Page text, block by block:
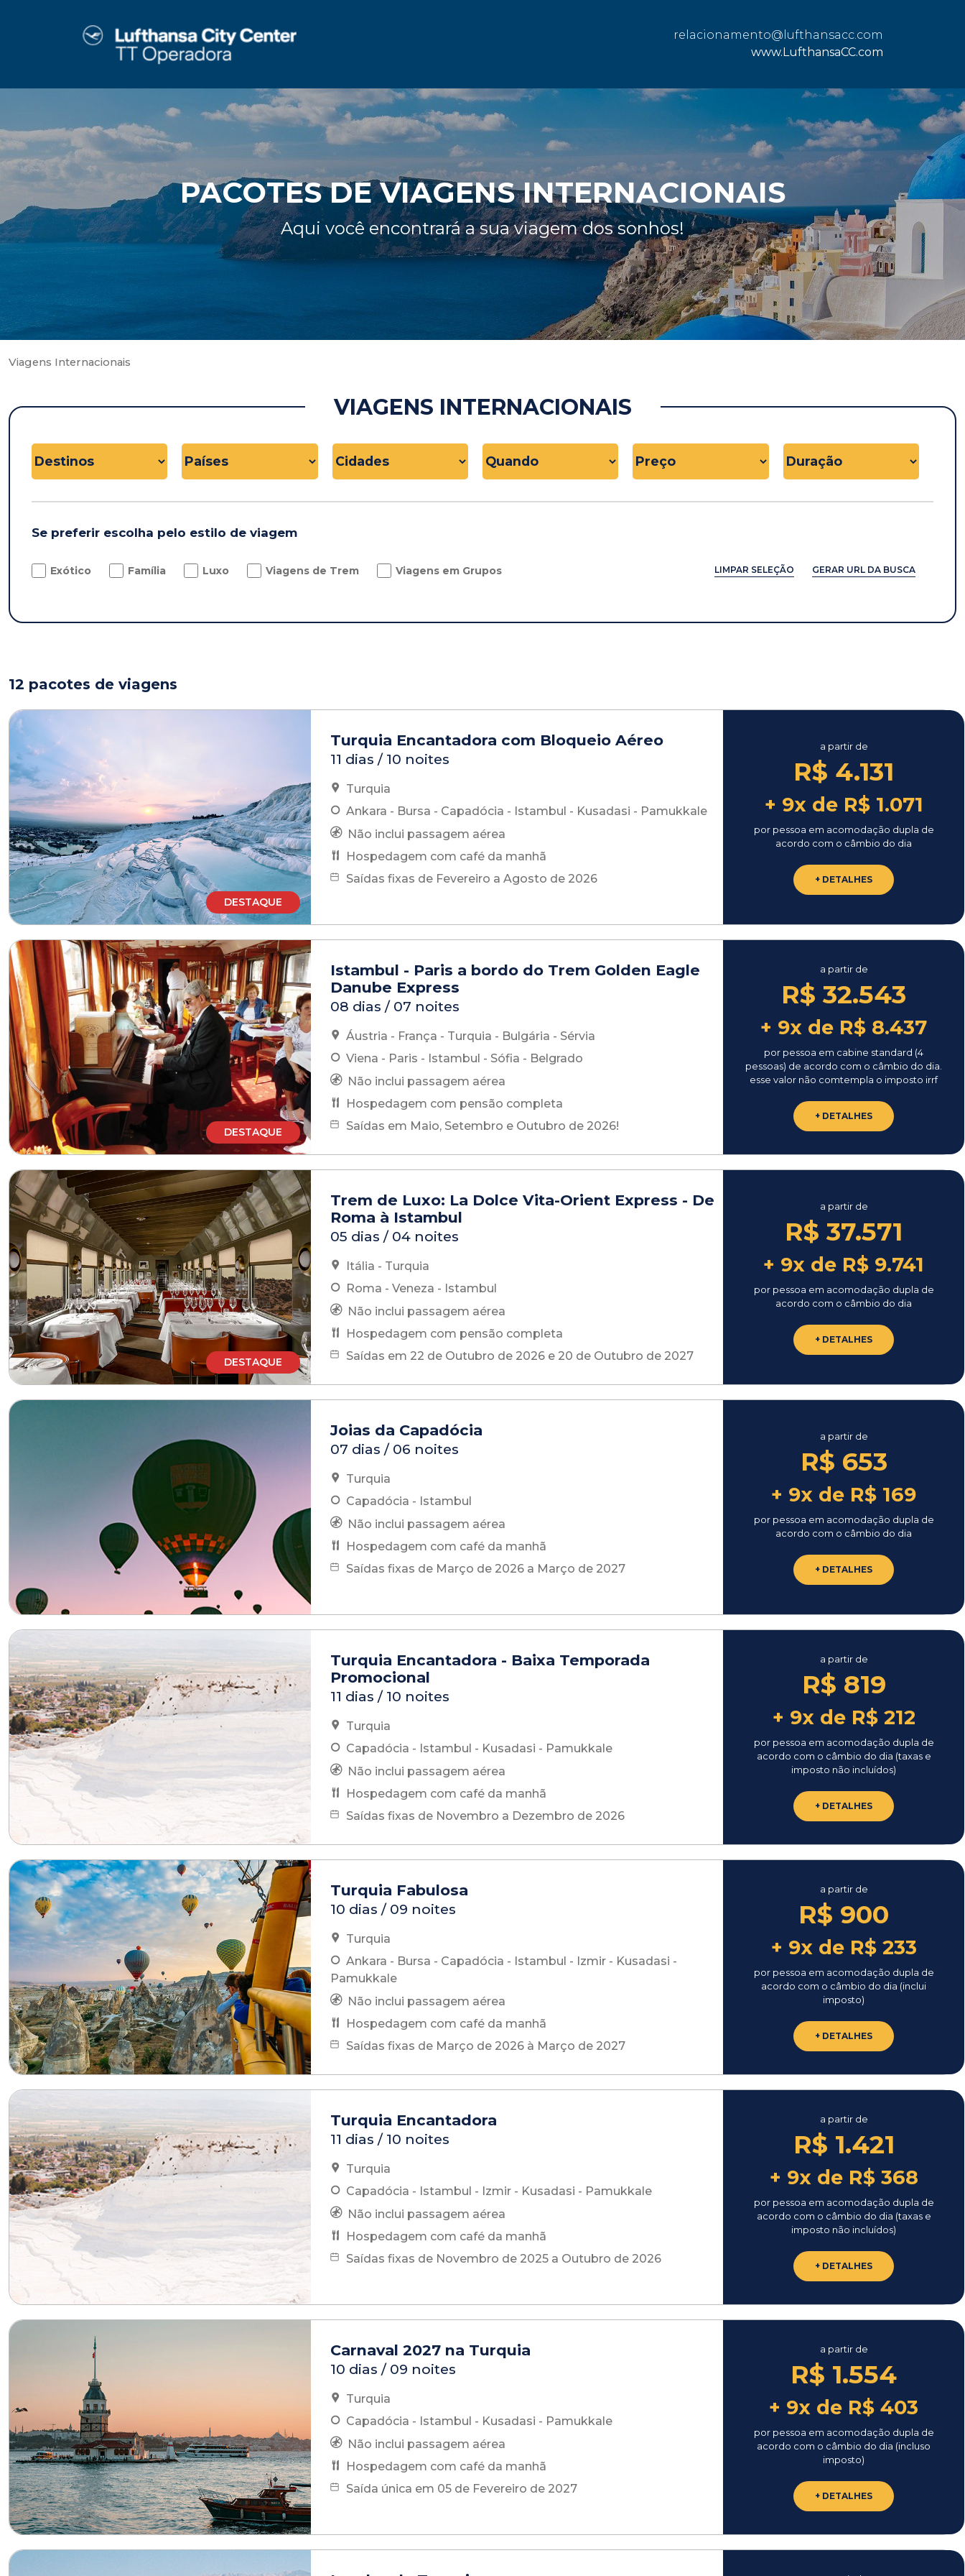
relacionamento@lufthansacc.com
www.LufthansaCC.com
PACOTES DE VIAGENS INTERNACIONAIS
Aqui você encontrará a sua viagem dos sonhos!
Viagens Internacionais
VIAGENS INTERNACIONAIS
Se preferir escolha pelo estilo de viagem
Exótico Família Luxo Viagens de Trem Viagens em Grupos LIMPAR SELEÇÃO GERAR URL DA BUSCA
12 pacotes de viagens
DESTAQUE
Turquia Encantadora com Bloqueio Aéreo
11 dias / 10 noites
Turquia
Ankara - Bursa - Capadócia - Istambul - Kusadasi - Pamukkale
Não inclui passagem aérea
Hospedagem com café da manhã
Saídas fixas de Fevereiro a Agosto de 2026
a partir de
R$ 4.131
+ 9x de R$ 1.071
por pessoa em acomodação dupla de
acordo com o câmbio do dia
+ DETALHES
DESTAQUE
Istambul - Paris a bordo do Trem Golden Eagle
Danube Express
08 dias / 07 noites
Áustria - França - Turquia - Bulgária - Sérvia
Viena - Paris - Istambul - Sófia - Belgrado
Não inclui passagem aérea
Hospedagem com pensão completa
Saídas em Maio, Setembro e Outubro de 2026!
a partir de
R$ 32.543
+ 9x de R$ 8.437
por pessoa em cabine standard (4
pessoas) de acordo com o câmbio do dia.
esse valor não comtempla o imposto irrf
+ DETALHES
DESTAQUE
Trem de Luxo: La Dolce Vita-Orient Express - De
Roma à Istambul
05 dias / 04 noites
Itália - Turquia
Roma - Veneza - Istambul
Não inclui passagem aérea
Hospedagem com pensão completa
Saídas em 22 de Outubro de 2026 e 20 de Outubro de 2027
a partir de
R$ 37.571
+ 9x de R$ 9.741
por pessoa em acomodação dupla de
acordo com o câmbio do dia
+ DETALHES
Joias da Capadócia
07 dias / 06 noites
Turquia
Capadócia - Istambul
Não inclui passagem aérea
Hospedagem com café da manhã
Saídas fixas de Março de 2026 a Março de 2027
a partir de
R$ 653
+ 9x de R$ 169
por pessoa em acomodação dupla de
acordo com o câmbio do dia
+ DETALHES
Turquia Encantadora - Baixa Temporada
Promocional
11 dias / 10 noites
Turquia
Capadócia - Istambul - Kusadasi - Pamukkale
Não inclui passagem aérea
Hospedagem com café da manhã
Saídas fixas de Novembro a Dezembro de 2026
a partir de
R$ 819
+ 9x de R$ 212
por pessoa em acomodação dupla de
acordo com o câmbio do dia (taxas e
imposto não incluídos)
+ DETALHES
Turquia Fabulosa
10 dias / 09 noites
Turquia
Ankara - Bursa - Capadócia - Istambul - Izmir - Kusadasi -
Pamukkale
Não inclui passagem aérea
Hospedagem com café da manhã
Saídas fixas de Março de 2026 à Março de 2027
a partir de
R$ 900
+ 9x de R$ 233
por pessoa em acomodação dupla de
acordo com o câmbio do dia (inclui
imposto)
+ DETALHES
Turquia Encantadora
11 dias / 10 noites
Turquia
Capadócia - Istambul - Izmir - Kusadasi - Pamukkale
Não inclui passagem aérea
Hospedagem com café da manhã
Saídas fixas de Novembro de 2025 a Outubro de 2026
a partir de
R$ 1.421
+ 9x de R$ 368
por pessoa em acomodação dupla de
acordo com o câmbio do dia (taxas e
imposto não incluídos)
+ DETALHES
Carnaval 2027 na Turquia
10 dias / 09 noites
Turquia
Capadócia - Istambul - Kusadasi - Pamukkale
Não inclui passagem aérea
Hospedagem com café da manhã
Saída única em 05 de Fevereiro de 2027
a partir de
R$ 1.554
+ 9x de R$ 403
por pessoa em acomodação dupla de
acordo com o câmbio do dia (incluso
imposto)
+ DETALHES